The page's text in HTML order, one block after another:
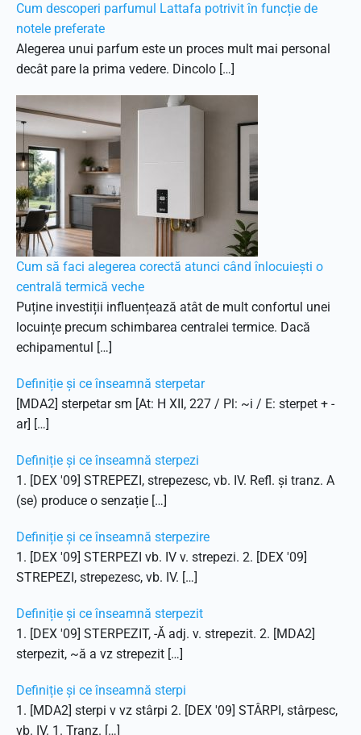
Cum descoperi parfumul Lattafa potrivit în funcție de
notele preferate
Alegerea unui parfum este un proces mult mai personal
decât pare la prima vedere. Dincolo […]
Cum să faci alegerea corectă atunci când înlocuiești o
centrală termică veche
Puține investiții influențează atât de mult confortul unei
locuințe precum schimbarea centralei termice. Dacă
echipamentul […]
Definiție și ce înseamnă sterpetar
[MDA2] sterpetar sm [At: H XII, 227 / Pl: ~i / E: sterpet + -
ar] […]
Definiție și ce înseamnă sterpezi
1. [DEX '09] STREPEZI, strepezesc, vb. IV. Refl. și tranz. A
(se) produce o senzație […]
Definiție și ce înseamnă sterpezire
1. [DEX '09] STERPEZI vb. IV v. strepezi. 2. [DEX '09]
STREPEZI, strepezesc, vb. IV. […]
Definiție și ce înseamnă sterpezit
1. [DEX '09] STERPEZIT, -Ă adj. v. strepezit. 2. [MDA2]
sterpezit, ~ă a vz strepezit […]
Definiție și ce înseamnă sterpi
1. [MDA2] sterpi v vz stârpi 2. [DEX '09] STÂRPI, stârpesc,
vb. IV. 1. Tranz. […]